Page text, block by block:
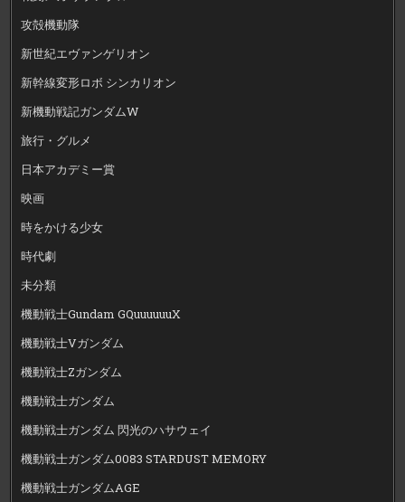
攻殻機動隊
新世紀エヴァンゲリオン
新幹線変形ロボ シンカリオン
新機動戦記ガンダムW
旅行・グルメ
日本アカデミー賞
映画
時をかける少女
時代劇
未分類
機動戦士Gundam GQuuuuuuX
機動戦士Vガンダム
機動戦士Zガンダム
機動戦士ガンダム
機動戦士ガンダム 閃光のハサウェイ
機動戦士ガンダム0083 STARDUST MEMORY
機動戦士ガンダムAGE